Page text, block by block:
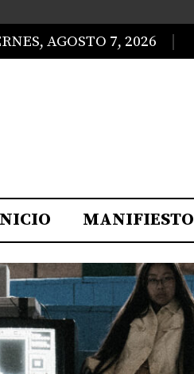
AGOSTO 7, 2026
MANIFIESTO